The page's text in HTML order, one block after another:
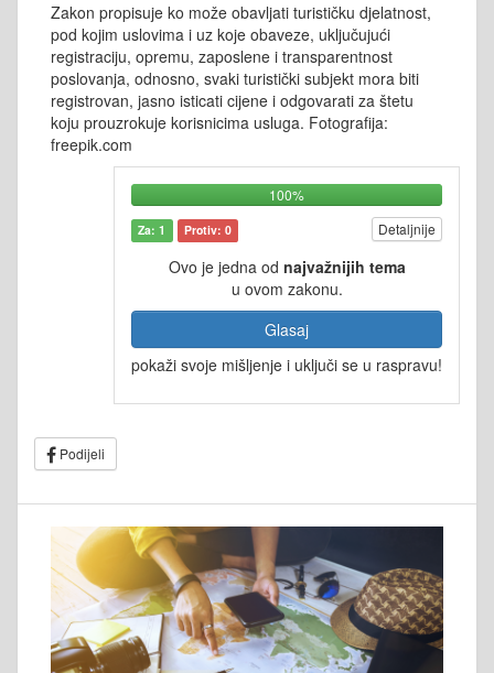
Zakon propisuje ko može obavljati turističku djelatnost,
pod kojim uslovima i uz koje obaveze, uključujući
registraciju, opremu, zaposlene i transparentnost
poslovanja, odnosno, svaki turistički subjekt mora biti
registrovan, jasno isticati cijene i odgovarati za štetu
koju prouzrokuje korisnicima usluga. Fotografija:
freepik.com
100%
Za: 1 Protiv: 0 Detaljnije
Ovo je jedna od najvažnijih tema
u ovom zakonu.
Glasaj
pokaži svoje mišljenje i uključi se u raspravu!
Podijeli